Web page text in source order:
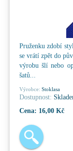
Pruženku zdobí
se vrátí zpět do
výrobu šlí nebo
šatů...
Výrobce: Stoklasa
Dostupnost:
Cena: 16,00 Kč